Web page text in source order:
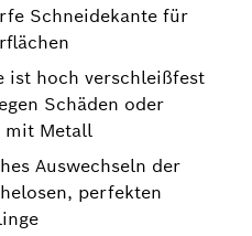
Schneidekante für
ist hoch verschleißfest
Schäden oder
mit Metall
Auswechseln der
perfekten